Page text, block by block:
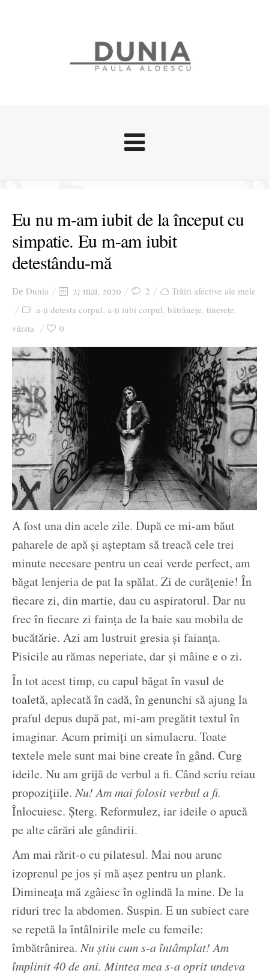
Stari afective
Zice Dunia
Călătorii
Cursuri povestite
Ziua culorii
Eu nu m-am iubit de la început cu
simpatie. Eu m-am iubit
detestându-mă
De Dunia 27 mai, 2020 2
Trăiri afective ale mele
a-ți detesta corpul, a-ți iubi corpul, bătrânețe, tinerețe,
vârsta 0
A fost una din acele zile. După ce mi-am băut
paharele de apă și așteptam să treacă cele trei
minute necesare pentru un ceai verde perfect, am
băgat lenjeria de pat la spălat. Zi de curățenie! În
fiecare zi, din martie, dau cu aspiratorul. Dar nu
frec în fiecare zi faința de la baie sau mobila de
bucătărie. Azi am lustruit gresia și faianța.
Pisicile au rămas neperiate, dar și mâine e o zi.
În tot acest timp, cu capul băgat în vasul de
toaletă, aplecată în cadă, în genunchi să ajung la
praful depus după pat, mi-am pregătit textul în
imaginar. Acum primiți un simulacru. Toate
textele mele sunt mai bine create în gând. Curg
ideile. Nu am grijă de verbul a fi. Când scriu reiau
propozițiile.Nu! Am mai folosit verbul a fi.
Înlocuiesc. Șterg. Reformulez, iar ideile o apucă
pe alte cărări ale gândirii.
Am mai rărit-o cu pilatesul. Mai nou arunc
izoprenul pe jos și mă așez pentru un plank.
Dimineața mă zgâiesc în oglindă la mine. De la
riduri trec la abdomen. Suspin. E un subiect care
se repetă la întâlnirile mele cu femeile:
îmbătrânirea.Nu știu cum s-a întâmplat! Am
împlinit 40 de ani. Mintea mea s-a oprit undeva